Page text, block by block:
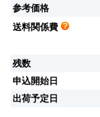
参考価格
送料関係費
残数
申込開始日
出荷予定日